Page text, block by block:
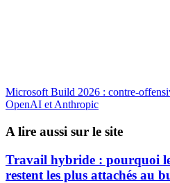
Microsoft Build 2026 : contre-
OpenAI et Anthropic
A lire aussi sur le site
Travail hybride : pourquoi
restent les plus attachés au